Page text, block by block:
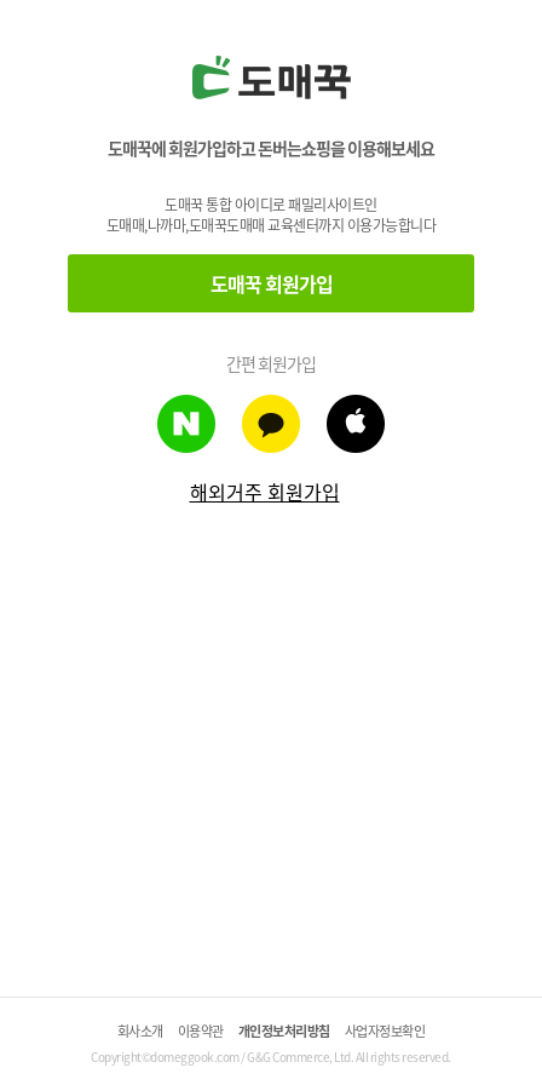
도매꾹에 회원가입하고 돈버는쇼핑을 이용해보세요
도매꾹 통합 아이디로 패밀리사이트인
도매매,나까마,도매꾹도매매 교육센터까지 이용가능합니다
도매꾹 회원가입
간편 회원가입
해외거주 회원가입
회사소개 이용약관 개인정보처리방침 사업자정보확인
Copyright©domeggook.com / G&G Commerce, Ltd. All rights reserved.